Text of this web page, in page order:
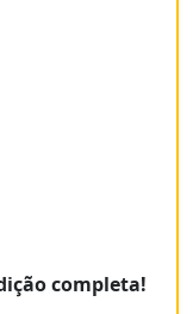
completa!